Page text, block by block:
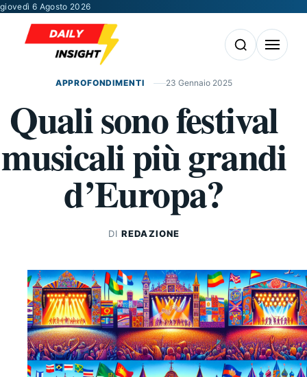
Vai al contenuto
giovedì 6 Agosto 2026
Apri la ricerca
Apri il
APPROFONDIMENTI 23 Gennaio 2025
Quali sono festival
musicali più grandi
d’Europa?
DIREDAZIONE